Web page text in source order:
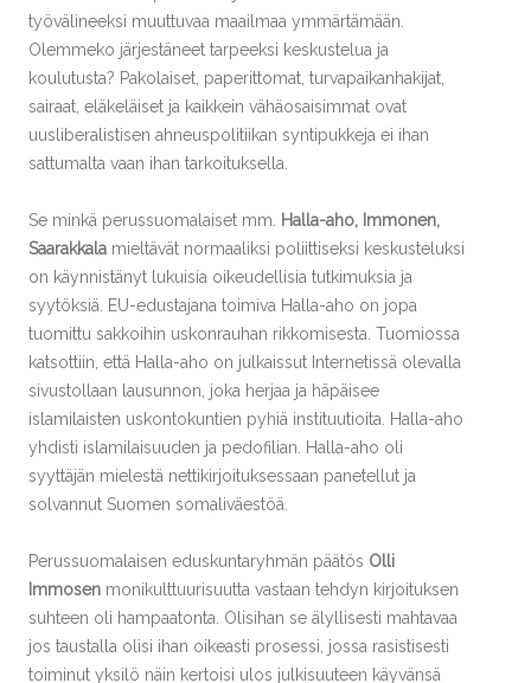
työvälineeksi muuttuvaa maailmaa ymmärtämään.
Olemmeko järjestäneet tarpeeksi keskustelua ja
koulutusta? Pakolaiset, paperittomat, turvapaikanhakijat,
sairaat, eläkeläiset ja kaikkein vähäosaisimmat ovat
uusliberalistisen ahneuspolitiikan syntipukkeja ei ihan
sattumalta vaan ihan tarkoituksella.
Se minkä perussuomalaiset mm.
Halla-aho, Immonen,
Saarakkala mieltävät normaaliksi poliittiseksi keskusteluksi
on käynnistänyt lukuisia oikeudellisia tutkimuksia ja
syytöksiä. EU-edustajana toimiva Halla-aho on jopa
tuomittu sakkoihin uskonrauhan rikkomisesta. Tuomiossa
katsottiin, että Halla-aho on julkaissut Internetissä olevalla
sivustollaan lausunnon, joka herjaa ja häpäisee
islamilaisten uskontokuntien pyhiä instituutioita. Halla-aho
yhdisti islamilaisuuden ja pedofilian. Halla-aho oli
syyttäjän mielestä nettikirjoituksessaan panetellut ja
solvannut Suomen somaliväestöä.
Perussuomalaisen eduskuntaryhmän päätös Olli
Immosen monikulttuurisuutta vastaan tehdyn kirjoituksen
suhteen oli hampaatonta. Olisihan se älyllisesti mahtavaa
jos taustalla olisi ihan oikeasti prosessi, jossa rasistisesti
toiminut yksilö näin kertoisi ulos julkisuuteen käyvänsä